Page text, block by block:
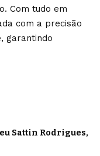
Com tudo em
com a precisão
garantindo
Sattin Rodrigues